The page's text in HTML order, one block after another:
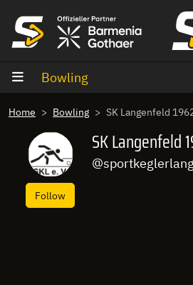
Bowling
Home Bowling SK Langenfeld
Follow
SK Langenfeld